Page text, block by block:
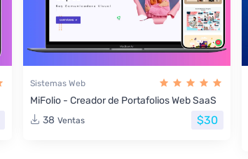
Sistemas Web
MiFolio - Creador de Portafolios Web SaaS
38 Ventas $30